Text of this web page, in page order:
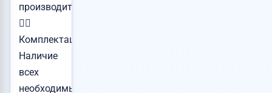
производителя.
👉🏻
Комплектация:
Наличие
всех
необходимых